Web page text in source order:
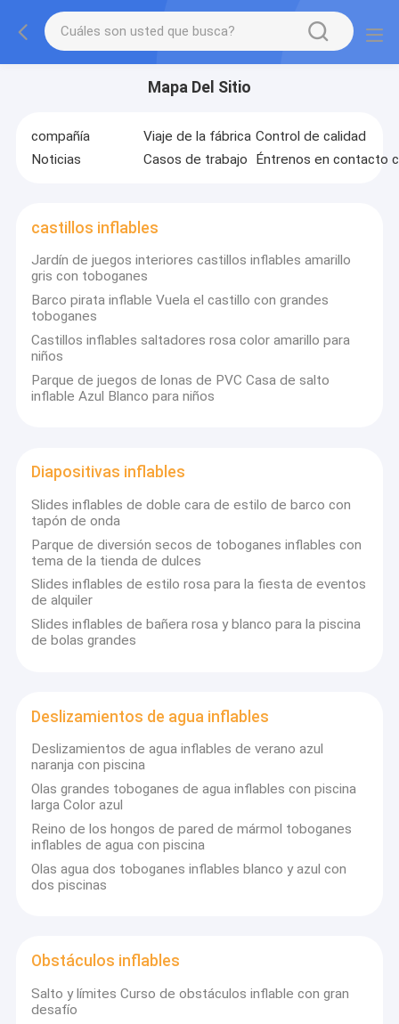
Mapa Del Sitio
compañía Viaje de la fábrica Control de calidad
Noticias
Casos de trabajo Éntrenos en contacto
castillos inflables
Jardín de juegos interiores castillos inflables amarillo
gris con toboganes
Barco pirata inflable Vuela el castillo con grandes
toboganes
Castillos inflables saltadores rosa color amarillo para
niños
Parque de juegos de lonas de PVC Casa de salto
inflable Azul Blanco para niños
Diapositivas inflables
Slides inflables de doble cara de estilo de barco con
tapón de onda
Parque de diversión secos de toboganes inflables con
tema de la tienda de dulces
Slides inflables de estilo rosa para la fiesta de eventos
de alquiler
Slides inflables de bañera rosa y blanco para la piscina
de bolas grandes
Deslizamientos de agua inflables
Deslizamientos de agua inflables de verano azul
naranja con piscina
Olas grandes toboganes de agua inflables con piscina
larga Color azul
Reino de los hongos de pared de mármol toboganes
inflables de agua con piscina
Olas agua dos toboganes inflables blanco y azul con
dos piscinas
Obstáculos inflables
Salto y límites Curso de obstáculos inflable con gran
desafío